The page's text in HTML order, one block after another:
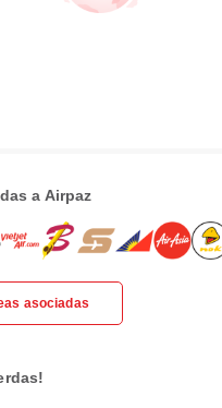
a Airpaz
asociadas